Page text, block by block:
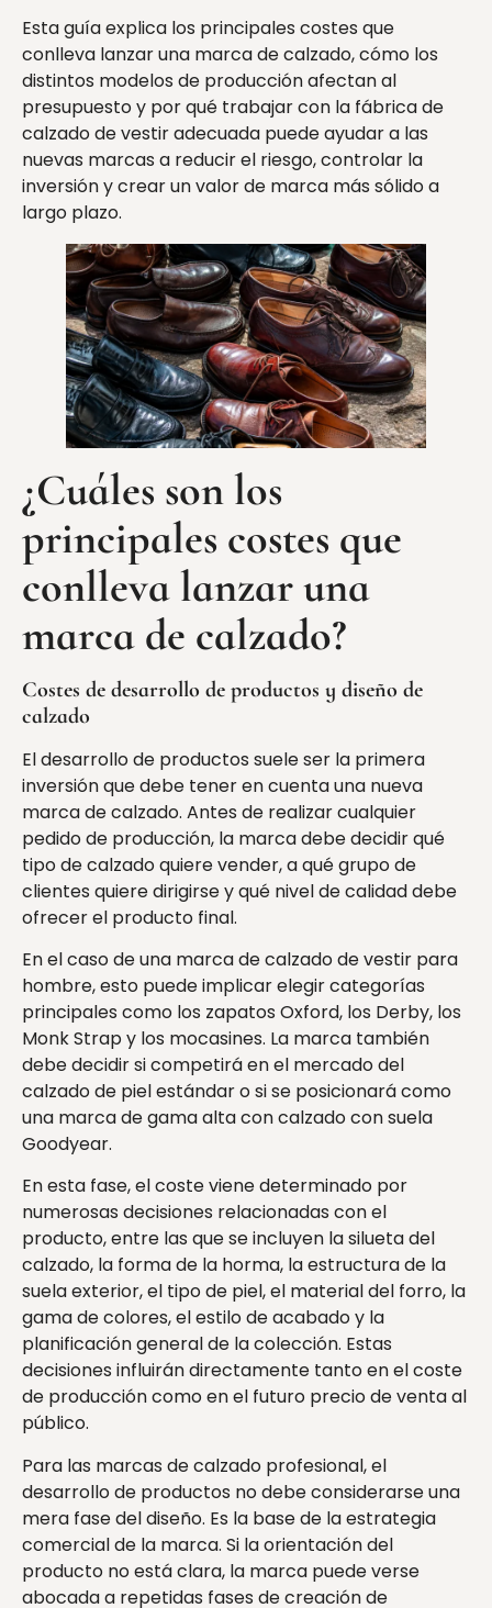
Esta guía explica los principales costes que
conlleva lanzar una marca de calzado, cómo los
distintos modelos de producción afectan al
presupuesto y por qué trabajar con la fábrica de
calzado de vestir adecuada puede ayudar a las
nuevas marcas a reducir el riesgo, controlar la
inversión y crear un valor de marca más sólido a
largo plazo.
¿Cuáles son los
principales costes que
conlleva lanzar una
marca de calzado?
Costes de desarrollo de productos y diseño de
calzado
El desarrollo de productos suele ser la primera
inversión que debe tener en cuenta una nueva
marca de calzado. Antes de realizar cualquier
pedido de producción, la marca debe decidir qué
tipo de calzado quiere vender, a qué grupo de
clientes quiere dirigirse y qué nivel de calidad debe
ofrecer el producto final.
En el caso de una marca de calzado de vestir para
hombre, esto puede implicar elegir categorías
principales como los zapatos Oxford, los Derby, los
Monk Strap y los mocasines. La marca también
debe decidir si competirá en el mercado del
calzado de piel estándar o si se posicionará como
una marca de gama alta con calzado con suela
Goodyear.
En esta fase, el coste viene determinado por
numerosas decisiones relacionadas con el
producto, entre las que se incluyen la silueta del
calzado, la forma de la horma, la estructura de la
suela exterior, el tipo de piel, el material del forro, la
gama de colores, el estilo de acabado y la
planificación general de la colección. Estas
decisiones influirán directamente tanto en el coste
de producción como en el futuro precio de venta al
público.
Para las marcas de calzado profesional, el
desarrollo de productos no debe considerarse una
mera fase del diseño. Es la base de la estrategia
comercial de la marca. Si la orientación del
producto no está clara, la marca puede verse
abocada a repetidas fases de creación de